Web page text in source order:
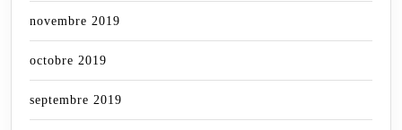
novembre 2019
octobre 2019
septembre 2019